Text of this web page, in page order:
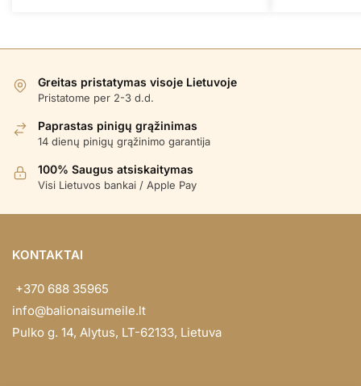
Greitas pristatymas visoje Lietuvoje
Pristatome per 2-3 d.d.
Paprastas pinigų grąžinimas
14 dienų pinigų grąžinimo garantija
100% Saugus atsiskaitymas
Visi Lietuvos bankai / Apple Pay
KONTAKTAI
+370 688 35965
info@balionaisumeile.lt
Pulko g. 14, Alytus, LT-62133, Lietuva